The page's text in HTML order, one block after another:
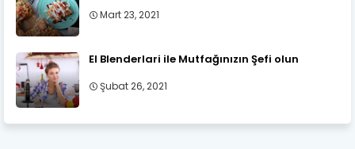
Mart 23, 2021
El Blenderlari ile Mutfağınızın Şefi olun
Şubat 26, 2021